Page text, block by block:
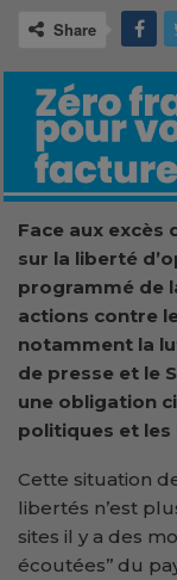
Share
Face aux excès
sur la liberté
programmé de
actions contre
notamment la
de presse et le
une obligation
politiques et
Cette situation
libertés n’est
sites il y a des
écoutées’’ du